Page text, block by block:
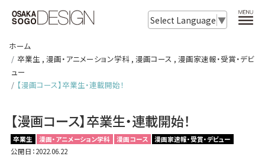
Select Language ▼
ホーム
卒業生 , 漫画・アニメーション学科, 漫画コース , 漫画家速報・受賞・デビ
ュー
【漫画コース】卒業生・連載開始！
【漫画コース】卒業生・連載開始！
卒業生 漫画・アニメーション学科 漫画コース 漫画家速報・受賞・デビュー
公開日：2022.06.22